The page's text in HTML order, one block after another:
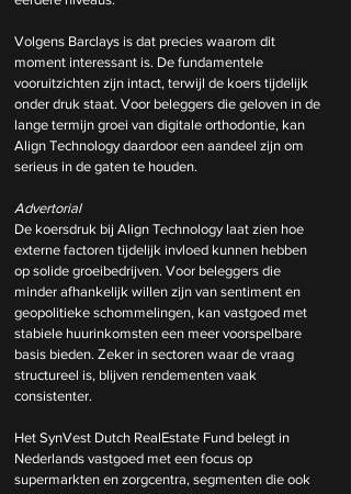
Volgens Barclays is dat precies waarom dit
moment interessant is. De fundamentele
vooruitzichten zijn intact, terwijl de koers tijdelijk
onder druk staat. Voor beleggers die geloven in de
lange termijn groei van digitale orthodontie, kan
Align Technology daardoor een aandeel zijn om
serieus in de gaten te houden.
Advertorial
De koersdruk bij Align Technology laat zien hoe
externe factoren tijdelijk invloed kunnen hebben
op solide groeibedrijven. Voor beleggers die
minder afhankelijk willen zijn van sentiment en
geopolitieke schommelingen, kan vastgoed met
stabiele huurinkomsten een meer voorspelbare
basis bieden. Zeker in sectoren waar de vraag
structureel is, blijven rendementen vaak
consistenter.
Het SynVest Dutch RealEstate Fund belegt in
Nederlands vastgoed met een focus op
supermarkten en zorgcentra, segmenten die ook